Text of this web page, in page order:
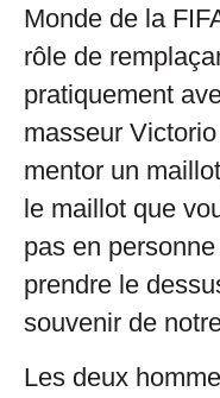
Monde de la
rôle de
pratiquement
masseur
mentor un
le maillot que
pas en
prendre le
souvenir de
Les deux